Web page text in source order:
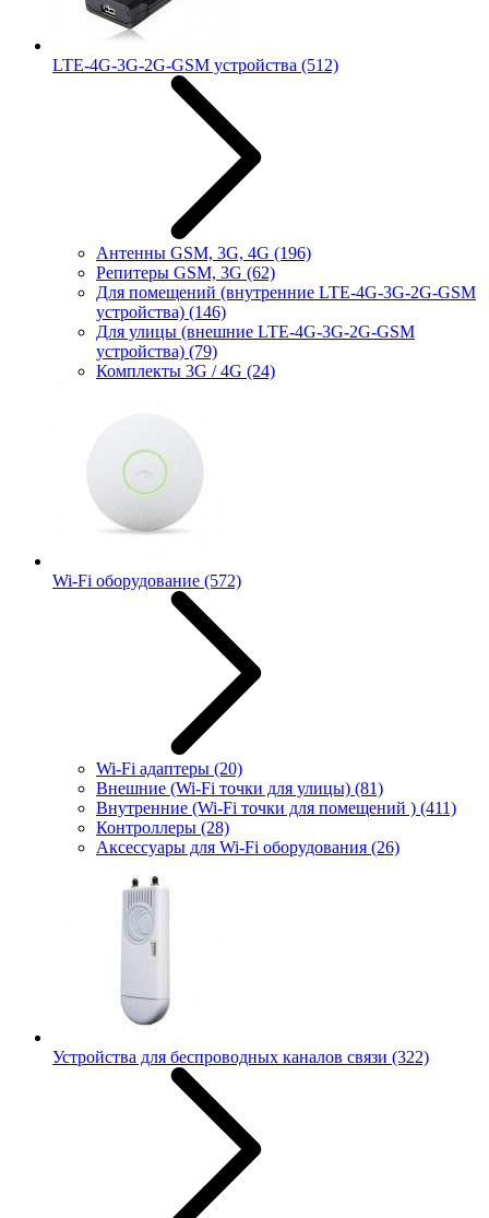
LTE-4G-3G-2G-GSM устройства (512)
Антенны GSM, 3G, 4G (196)
Репитеры GSM, 3G (62)
Для помещений (внутренние LTE-4G-3G-2G-GSM
устройства) (146)
Для улицы (внешние LTE-4G-3G-2G-GSM
устройства) (79)
Комплекты 3G / 4G (24)
Wi-Fi оборудование (572)
Wi-Fi адаптеры (20)
Внешние (Wi-Fi точки для улицы) (81)
Внутренние (Wi-Fi точки для помещений ) (411)
Контроллеры (28)
Аксессуары для Wi-Fi оборудования (26)
Устройства для беспроводных каналов связи (322)